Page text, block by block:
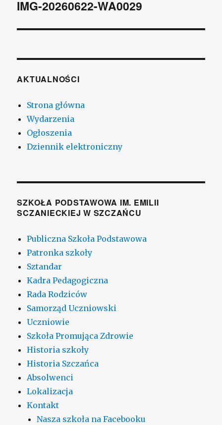
IMG-20260622-WA0029
AKTUALNOŚCI
Strona główna
Wydarzenia
Ogłoszenia
Dziennik elektroniczny
SZKOŁA PODSTAWOWA IM. EMILII
SCZANIECKIEJ W SZCZAŃCU
Publiczna Szkoła Podstawowa
Patronka szkoły
Sztandar
Kadra Pedagogiczna
Rada Rodziców
Samorząd Uczniowski
Uczniowie
Szkoła Promująca Zdrowie
Historia szkoły
Historia Szczańca
Absolwenci
Lokalizacja
Kontakt
Nasza szkoła na Facebooku